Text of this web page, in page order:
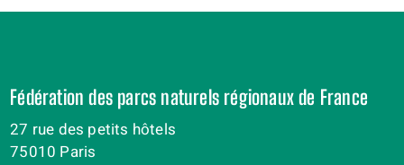
Fédération des parcs naturels régionaux de France
27 rue des petits hôtels
75010 Paris